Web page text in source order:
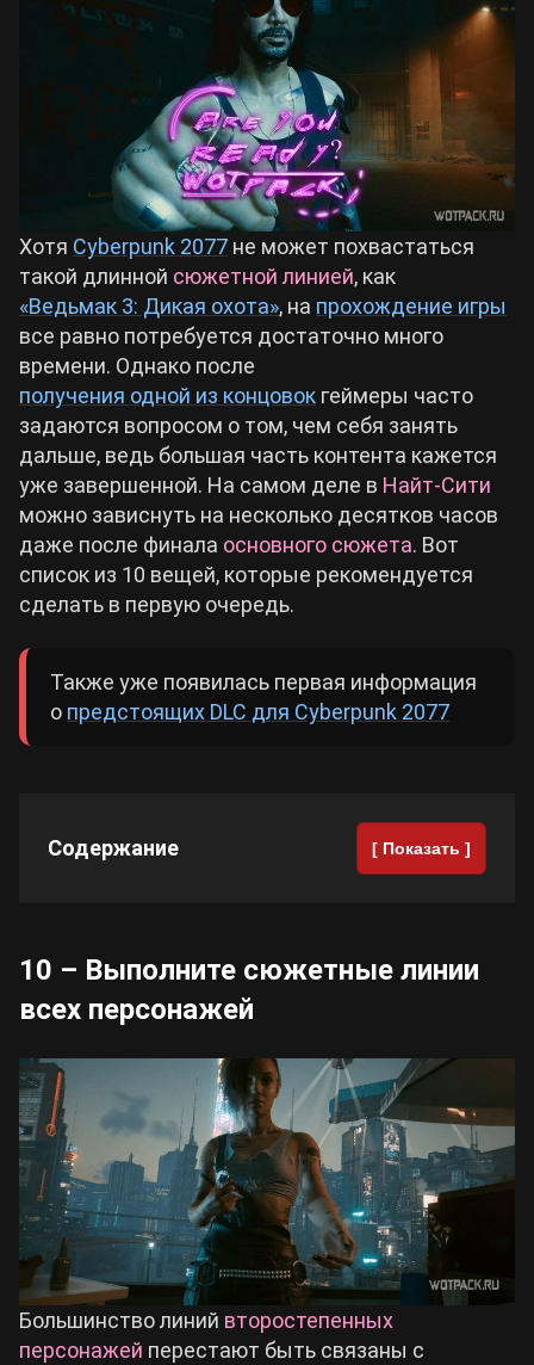
Zenless Zone Zero
Kingdom Come: Deliverance 2
Path of Exile 2
Wuthering Waves
Roblox
Hogwarts Legacy
Cyberpunk 2077
Билды Arknights: Endfield
Билды Wuthering Waves
Билды Cyberpunk 2077
Билды Path of Exile 2
Хотя Cyberpunk 2077 не может похвастаться
такой длинной сюжетной линией, как
«Ведьмак 3: Дикая охота», на прохождение игры
все равно потребуется достаточно много
времени. Однако после
получения одной из концовок геймеры часто
задаются вопросом о том, чем себя занять
дальше, ведь большая часть контента кажется
уже завершенной. На самом деле в Найт-Сити
можно зависнуть на несколько десятков часов
даже после финала основного сюжета. Вот
список из 10 вещей, которые рекомендуется
сделать в первую очередь.
Также уже появилась первая информация
о предстоящих DLC для Cyberpunk 2077
Содержание [ Показать ]
10 – Выполните сюжетные линии
всех персонажей
Большинство линий второстепенных
персонажей перестают быть связаны с